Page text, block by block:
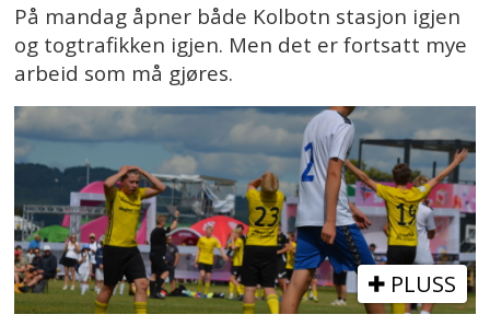
På mandag åpner både Kolbotn stasjon igjen
og togtrafikken igjen. Men det er fortsatt mye
arbeid som må gjøres.
PLUSS